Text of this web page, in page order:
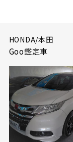
HONDA/本田
Goo鑑定車